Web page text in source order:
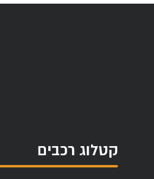
קטלוג רכבים